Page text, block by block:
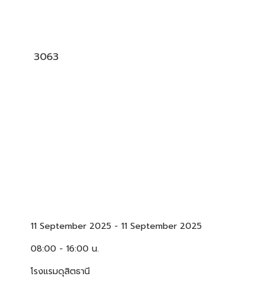
3063
11 September 2025 - 11 September 2025
08:00 - 16:00 น.
โรงแรมดุสิตธานี